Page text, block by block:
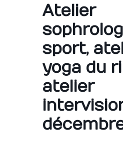
Atelier
sport,
yoga du
atelier